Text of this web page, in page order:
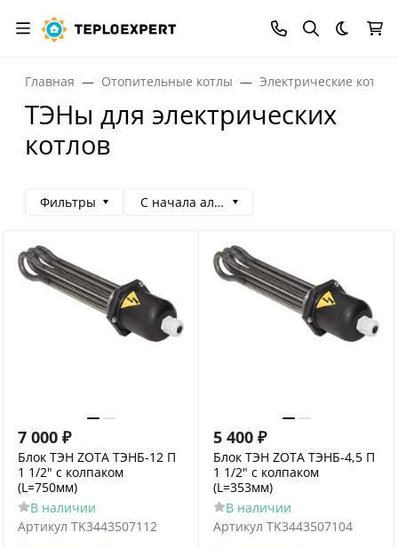
Темная
Главная Отопительные котлы Электрические котлы
ТЭНы для электрических
котлов
Фильтры С начала алфавита
7 000 ₽
Блок ТЭН ZOTA ТЭНБ-12 П
1 1/2" с колпаком
(L=750мм)
В наличии
Артикул TK3443507112
5 400 ₽
Блок ТЭН ZOTA ТЭНБ-4,5 П
1 1/2" с колпаком
(L=353мм)
В наличии
Артикул TK3443507104